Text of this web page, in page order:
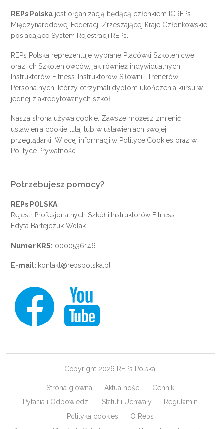
REPs Polska jest organizacją będącą członkiem ICREPs -
Międzynarodowej Federacji Zrzeszającej Kraje Członkowskie
posiadające System Rejestracji REPs.
REPs Polska reprezentuje wybrane Placówki Szkoleniowe
oraz ich Szkoleniowców, jak również indywidualnych
Instruktorów Fitness, Instruktorów Siłowni i Trenerów
Personalnych, którzy otrzymali dyplom ukończenia kursu w
jednej z akredytowanych szkół.
Nasza strona używa cookie. Zawsze możesz zmienić
ustawienia cookietutaj lub w ustawieniach swojej
przeglądarki. Więcej informacji w Polityce Cookies oraz w
Polityce Prywatności
Potrzebujesz pomocy?
REPs POLSKA
Rejestr Profesjonalnych Szkół i Instruktorów Fitness
Edyta Bartejczuk Wolak
Numer KRS: 0000536146
E-mail: kontakt@repspolska.pl
Copyright 2026 REPs Polska.
Strona główna Aktualności
Cennik
Pytania i Odpowiedzi
Statut i Uchwały
Regulamin
Polityka cookies
O Reps